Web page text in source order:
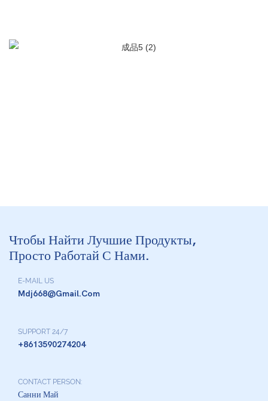
Чтобы Найти Лучшие Продукты,
Просто Работай С Нами.
E-MAIL US
Mdj668@gmail.com
SUPPORT 24/7
+8613590274204
CONTACT PERSON:
Санни Май